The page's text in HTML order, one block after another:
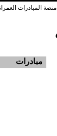
منصة المبادرات
مبادرات